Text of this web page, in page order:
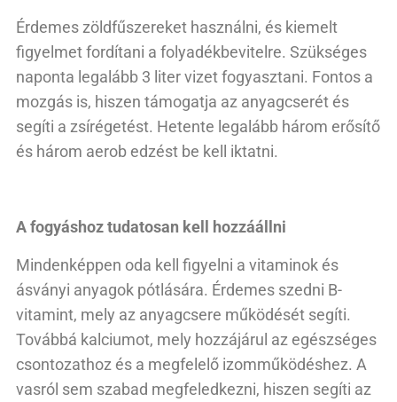
Érdemes zöldfűszereket használni, és kiemelt
figyelmet fordítani a folyadékbevitelre. Szükséges
naponta legalább 3 liter vizet fogyasztani. Fontos a
mozgás is, hiszen támogatja az anyagcserét és
segíti a zsírégetést. Hetente legalább három erősítő
és három aerob edzést be kell iktatni.
A fogyáshoz tudatosan kell hozzáállni
Mindenképpen oda kell figyelni a vitaminok és
ásványi anyagok pótlására. Érdemes szedni B-
vitamint, mely az anyagcsere működését segíti.
Továbbá kalciumot, mely hozzájárul az egészséges
csontozathoz és a megfelelő izomműködéshez. A
vasról sem szabad megfeledkezni, hiszen segíti az